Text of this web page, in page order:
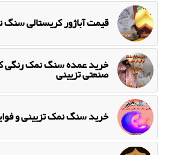
قیمت آباژور کریستالی سنگ
خرید عمده سنگ نمک رنگی
صنعتی تزیینی
خرید سنگ نمک تزیینی و